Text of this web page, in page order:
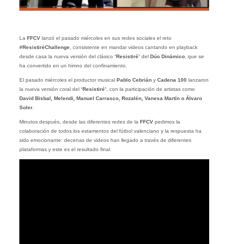
La FFCVlanzó el pasado miércoles en sus redes sociales el reto
#ResistiréChallenge, consistente en mandar videos cantando en playback
desde casa la nueva versión del clásico ‘Resistiré’ del Dúo Dinámico, que se
ha convertido en un himno del confinamiento.
El pasado miércoles el productor musical Pablo Cebriány Cadena 100 lanzaron
la nueva versión coral del ‘Resistiré’ , con la participación de artistas como
David Bisbal, Melendi, Manuel Carrasco, Rozalén, Vanesa Martín o Álvaro
Soler.
Minutos después, desde las diferentes redes de la FFCVpedimos la
colaboración de todos los estamentos del fútbol valenciano y la respuesta ha
sido emocionante: decenas de videos han llegado a través de diferentes
plataformas y este es el resultado final.